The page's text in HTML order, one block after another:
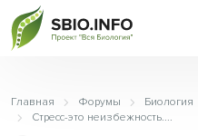
Главная Форумы Биология
Стресс-это неизбежность....